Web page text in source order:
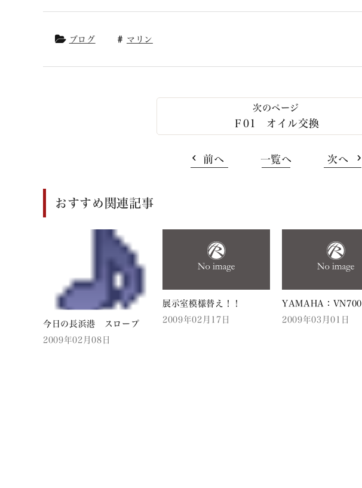
ブログ マリン
Ｆ01 オイル交換
前へ 一覧へ 次へ
おすすめ関連記事
今日の長浜港 スロープ
2009年02月08日
展示室模様替え！！
2009年02月17日
YAMAHA：VN700
2009年03月01日